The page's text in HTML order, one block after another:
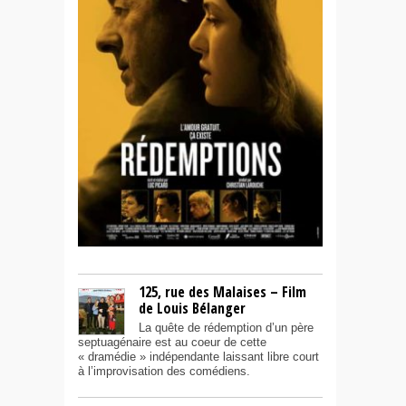
125, rue des Malaises – Film
de Louis Bélanger
La quête de rédemption d’un père
septuagénaire est au coeur de cette
« dramédie » indépendante laissant libre court
à l’improvisation des comédiens.